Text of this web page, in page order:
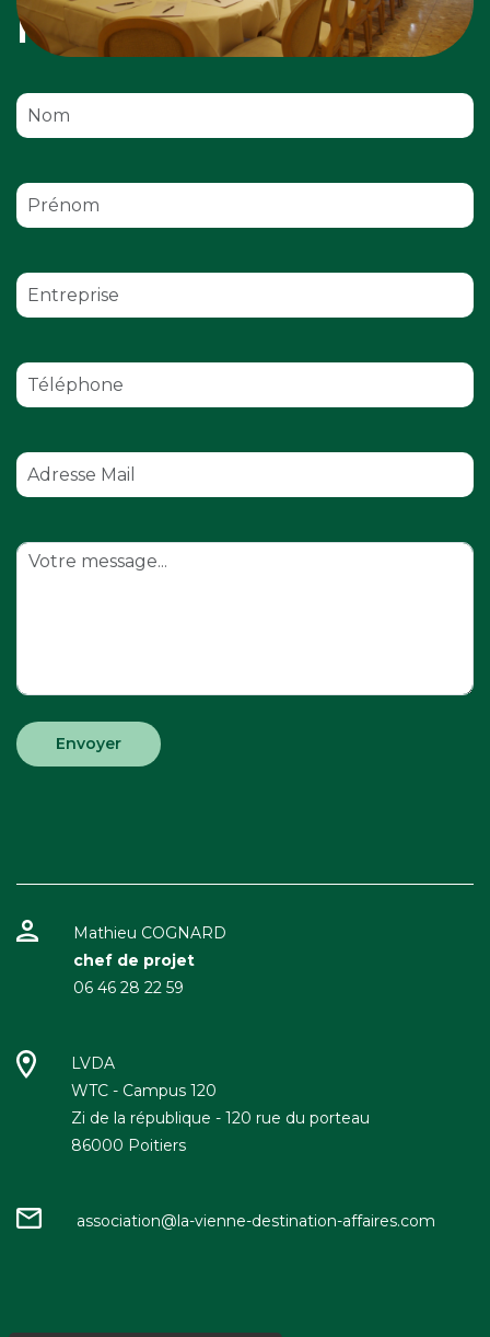
Nous contacter
Mathieu COGNARD
chef de projet
06 46 28 22 59
LVDA
WTC - Campus 120
Zi de la république - 120 rue du porteau
86000 Poitiers
association@la-vienne-destination-affaires.com